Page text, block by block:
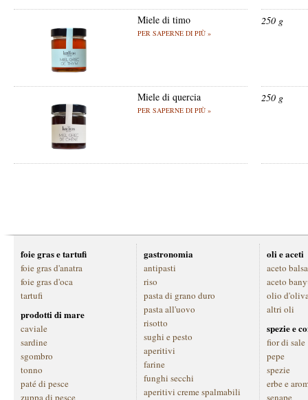
Miele di timo
PER SAPERNE DI PIÙ »
250 g
Miele di quercia
PER SAPERNE DI PIÙ »
250 g
foie gras e tartufi
foie gras d'anatra
foie gras d'oca
tartufi
prodotti di mare
caviale
sardine
sgombro
tonno
paté di pesce
zuppa di pesce
gastronomia
antipasti
riso
pasta di grano duro
pasta all'uovo
risotto
sughi e pesto
aperitivi
farine
funghi secchi
aperitivi creme spalmabili
oli e aceti
aceto
aceto
olio
altri oli
spezie e
fior di sale
pepe
spezie
erbe e
senape